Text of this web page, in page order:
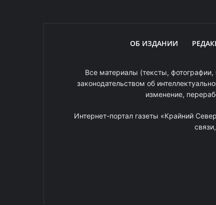
ОБ ИЗДАНИИ
Все материалы (тексты, фотографии,
законодательством об
изменение,
Интернет-портал газеты «Крайний